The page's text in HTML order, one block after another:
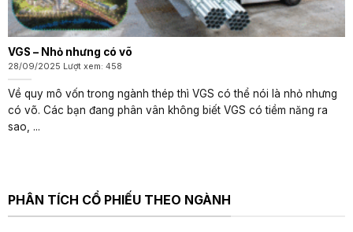
VGS – Nhỏ nhưng có võ
28/09/2025 Lượt xem: 458
Về quy mô vốn trong ngành thép thì VGS có thể nói là nhỏ nhưng
có võ. Các bạn đang phân vân không biết VGS có tiềm năng ra
sao, ...
PHÂN TÍCH CỔ PHIẾU THEO NGÀNH